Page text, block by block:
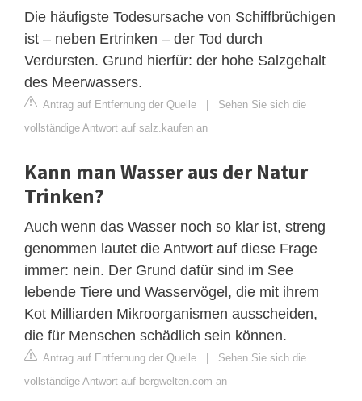
Die häufigste Todesursache von Schiffbrüchigen
ist – neben Ertrinken – der Tod durch
Verdursten. Grund hierfür: der hohe Salzgehalt
des Meerwassers.
Antrag auf Entfernung der Quelle | Sehen Sie sich die
vollständige Antwort auf salz.kaufen an
Kann man Wasser aus der Natur
Trinken?
Auch wenn das Wasser noch so klar ist, streng
genommen lautet die Antwort auf diese Frage
immer: nein. Der Grund dafür sind im See
lebende Tiere und Wasservögel, die mit ihrem
Kot Milliarden Mikroorganismen ausscheiden,
die für Menschen schädlich sein können.
Antrag auf Entfernung der Quelle | Sehen Sie sich die
vollständige Antwort auf bergwelten.com an